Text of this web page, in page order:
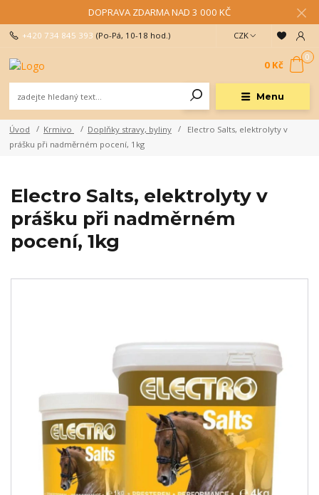
DOPRAVA ZDARMA NAD 3 000 KČ
Menu
CZK
+420 734 845 393 (Po-Pá, 10-18 hod.)
0
0 Kč
Úvod Krmivo Doplňky stravy, byliny
Electro Salts, elektrolyty v
prášku při nadměrném pocení, 1kg
Electro Salts, elektrolyty v
prášku při nadměrném
pocení, 1kg